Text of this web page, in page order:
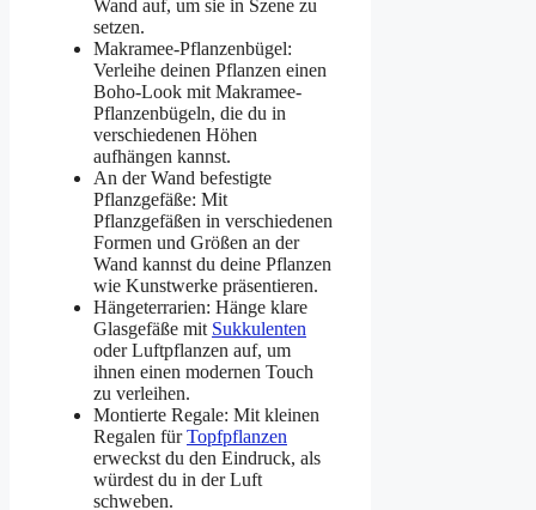
Wand auf, um sie in Szene zu
setzen.
Makramee-Pflanzenbügel:
Verleihe deinen Pflanzen einen
Boho-Look mit Makramee-
Pflanzenbügeln, die du in
verschiedenen Höhen
aufhängen kannst.
An der Wand befestigte
Pflanzgefäße: Mit
Pflanzgefäßen in verschiedenen
Formen und Größen an der
Wand kannst du deine Pflanzen
wie Kunstwerke präsentieren.
Hängeterrarien: Hänge klare
Glasgefäße mit Sukkulenten
oder Luftpflanzen auf, um
ihnen einen modernen Touch
zu verleihen.
Montierte Regale: Mit kleinen
Regalen fürTopfpflanzen
erweckst du den Eindruck, als
würdest du in der Luft
schweben.